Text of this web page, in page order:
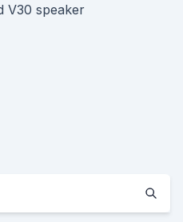
V30 speaker